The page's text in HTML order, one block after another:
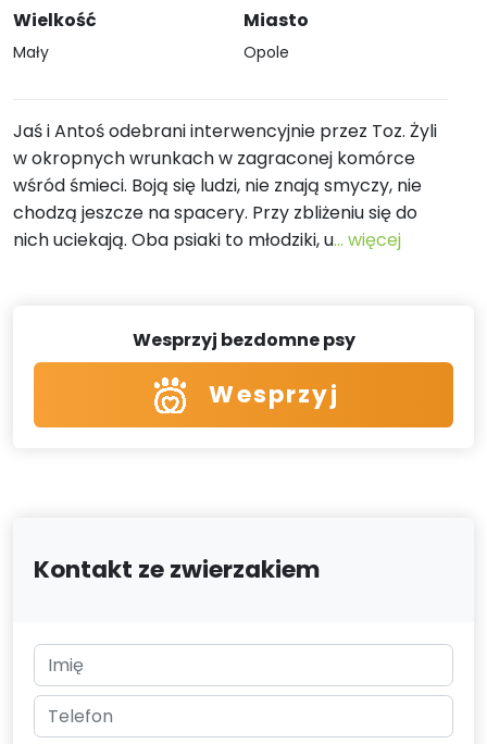
Wielkość
Mały
Miasto
Opole
Jaś i Antoś odebrani interwencyjnie przez Toz. Żyli
w okropnych wrunkach w zagraconej komórce
wśród śmieci. Boją się ludzi, nie znają smyczy, nie
chodzą jeszcze na spacery. Przy zbliżeniu się do
nich uciekają. Oba psiaki to młodziki, u... więcej
Wesprzyj bezdomne psy
Wesprzyj
Kontakt ze zwierzakiem